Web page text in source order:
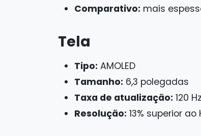
Comparativo: mais
Tela
Tipo: AMOLED
Tamanho: 6,3 polegadas
Taxa de atualização: 120 Hz
Resolução: 13% superior